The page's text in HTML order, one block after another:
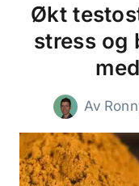
Økt
stress og
Av